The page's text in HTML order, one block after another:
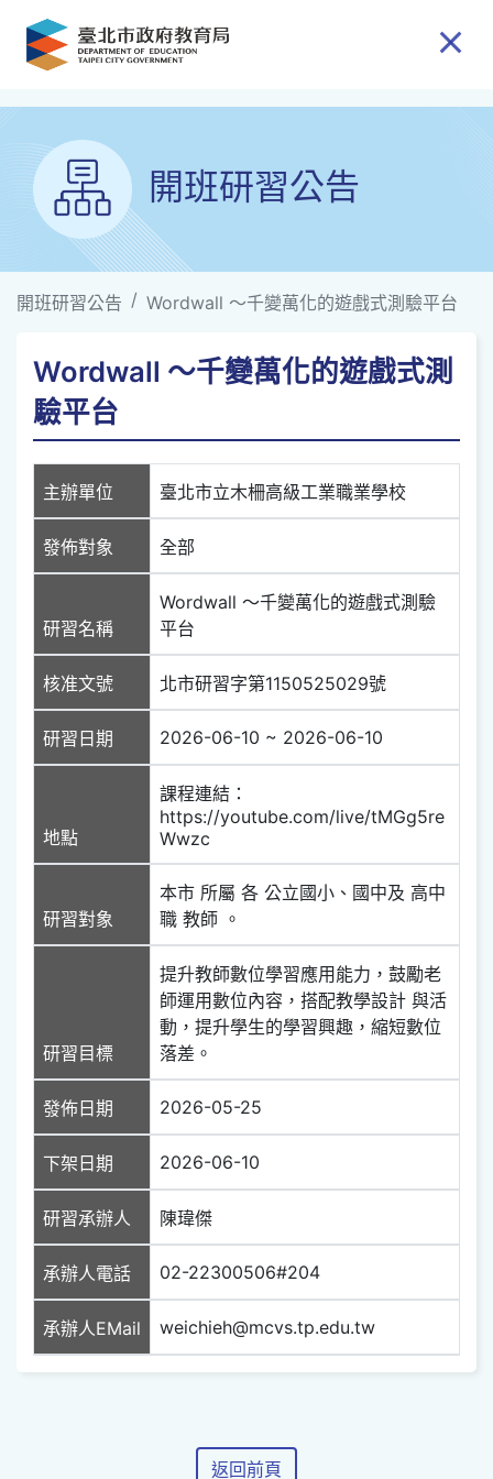
跳到主要內容
開班研習公告
開班研習公告 Wordwall ～千變萬化的遊戲式測驗平台
Wordwall ～千變萬化的遊戲式測
驗平台
主辦單位 臺北市立木柵高級工業職業學校
發佈對象 全部
研習名稱
Wordwall ～千變萬化的遊戲式測驗
平台
核准文號 北市研習字第1150525029號
研習日期 2026-06-10 ~ 2026-06-10
地點
課程連結：
https://youtube.com/live/tMGg5re
Wwzc
研習對象
本市 所屬 各 公立國小、國中及 高中
職 教師 。
研習目標
提升教師數位學習應用能力，鼓勵老
師運用數位內容，搭配教學設計 與活
動，提升學生的學習興趣，縮短數位
落差。
發佈日期 2026-05-25
下架日期 2026-06-10
研習承辦人 陳瑋傑
承辦人電話 02-22300506#204
承辦人EMail weichieh@mcvs.tp.edu.tw
返回前頁